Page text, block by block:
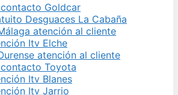
Goldcar
Desguaces La Cabaña
atención al cliente
Itv Elche
atención al cliente
Toyota
Itv Blanes
Itv Jarrio